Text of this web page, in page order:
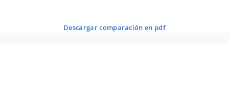
descargar comparación en pdf